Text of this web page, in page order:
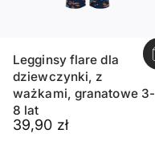
Legginsy flare dla
dziewczynki, z
ważkami, granatowe 3-
8 lat
39,90 zł